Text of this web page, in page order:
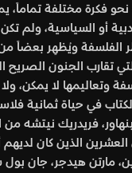
فكرة مختلفة
أو السياسية، ولم
الفلسفة ويُظهِر بعضاً
تقارب الجنون
وتعاليمها لا يمكن،
في حياة ثمانية
فريدريك نيتشه من
الذين كان لديهم
مارتن هيدجر، جان